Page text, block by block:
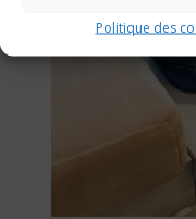
Politique des